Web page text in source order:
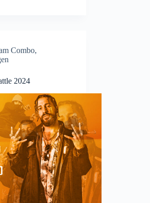
Combo,
2024